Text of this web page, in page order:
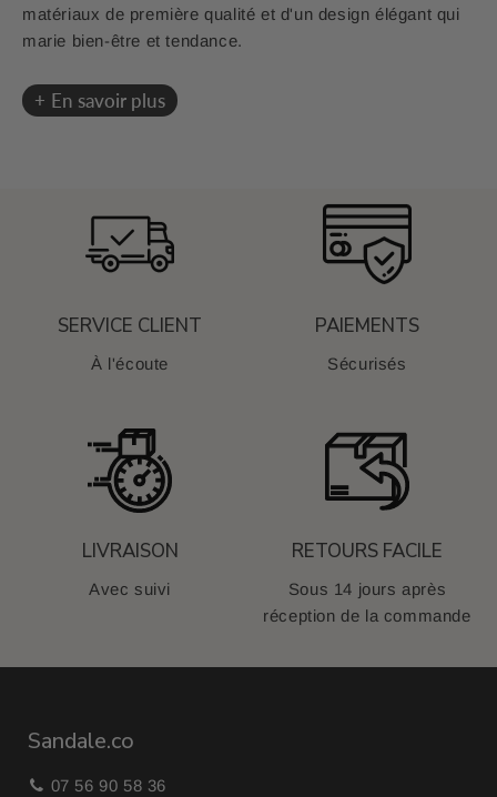
matériaux de première qualité et d'un design élégant qui
marie bien-être et tendance.
En savoir plus
SERVICE CLIENT
À l'écoute
PAIEMENTS
Sécurisés
LIVRAISON
Avec suivi
RETOURS FACILE
Sous 14 jours après
réception de la commande
Sandale.co
07 56 90 58 36